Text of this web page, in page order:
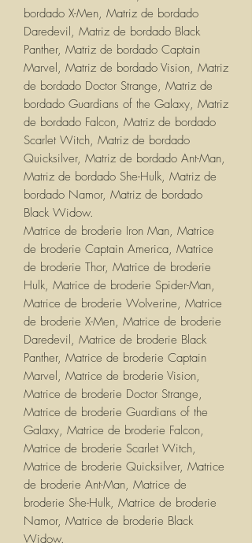
bordado X-Men, Matriz de bordado
Daredevil, Matriz de bordado Black
Panther, Matriz de bordado Captain
Marvel, Matriz de bordado Vision, Matriz
de bordado Doctor Strange, Matriz de
bordado Guardians of the Galaxy, Matriz
de bordado Falcon, Matriz de bordado
Scarlet Witch, Matriz de bordado
Quicksilver, Matriz de bordado Ant-Man,
Matriz de bordado She-Hulk, Matriz de
bordado Namor, Matriz de bordado
Black Widow.
Matrice de broderie Iron Man, Matrice
de broderie Captain America, Matrice
de broderie Thor, Matrice de broderie
Hulk, Matrice de broderie Spider-Man,
Matrice de broderie Wolverine, Matrice
de broderie X-Men, Matrice de broderie
Daredevil, Matrice de broderie Black
Panther, Matrice de broderie Captain
Marvel, Matrice de broderie Vision,
Matrice de broderie Doctor Strange,
Matrice de broderie Guardians of the
Galaxy, Matrice de broderie Falcon,
Matrice de broderie Scarlet Witch,
Matrice de broderie Quicksilver, Matrice
de broderie Ant-Man, Matrice de
broderie She-Hulk, Matrice de broderie
Namor, Matrice de broderie Black
Widow.